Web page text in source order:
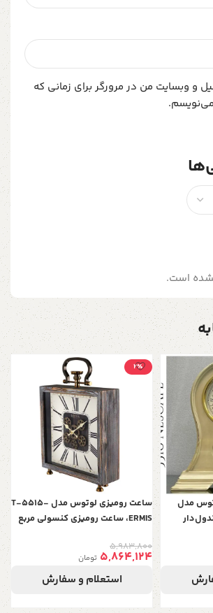
است.
و وبسایت من در مرورگر برای زمانی که
مدل
نسکافه ای
2٪
ساعت رومیزی لوتوس مدل T-5515-
ERMIS، ساعت رومیزی کنسولی مربع
و فلز، دارای چرخ دنده های روی
صفحه ساعت
5,983,800
5,864,124 تومان
استعلام و سفارش